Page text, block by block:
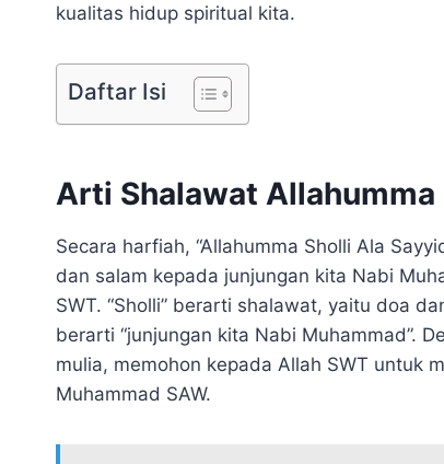
kualitas hidup spiritual kita.
Daftar Isi
Arti Shalawat
Secara harfiah, “Allahumma Sholli Ala
dan salam kepada junjungan kita Nabi
SWT. “Sholli” berarti shalawat, yaitu doa
berarti “junjungan kita Nabi Muhammad”.
mulia, memohon kepada Allah SWT untuk
Muhammad SAW.